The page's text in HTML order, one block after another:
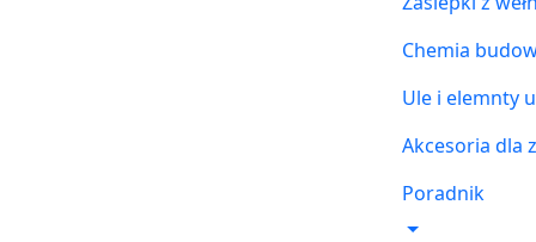
Chemia
Ule i elemnty
Akcesoria dla
Poradnik